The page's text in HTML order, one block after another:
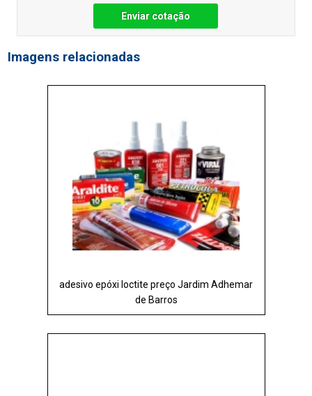
Enviar cotação
Imagens relacionadas
adesivo epóxi loctite preço Jardim Adhemar
de Barros